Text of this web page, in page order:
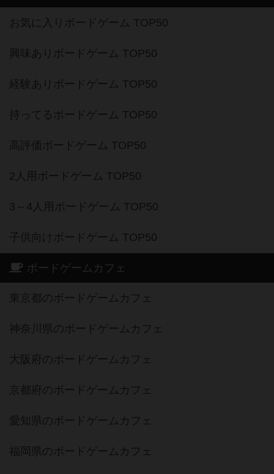
お気に入りボードゲーム TOP50
興味ありボードゲーム TOP50
経験ありボードゲーム TOP50
持ってるボードゲーム TOP50
高評価ボードゲーム TOP50
2人用ボードゲーム TOP50
3～4人用ボードゲーム TOP50
子供向けボードゲーム TOP50
ボードゲームカフェ
東京都のボードゲームカフェ
神奈川県のボードゲームカフェ
大阪府のボードゲームカフェ
京都府のボードゲームカフェ
愛知県のボードゲームカフェ
福岡県のボードゲームカフェ